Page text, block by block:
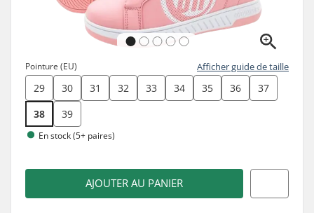
Pointure (EU) Afficher guide de taille
29 30 31 32 33 34 35 36
37
38
39
En stock (5+ paires)
AJOUTER AU PANIER